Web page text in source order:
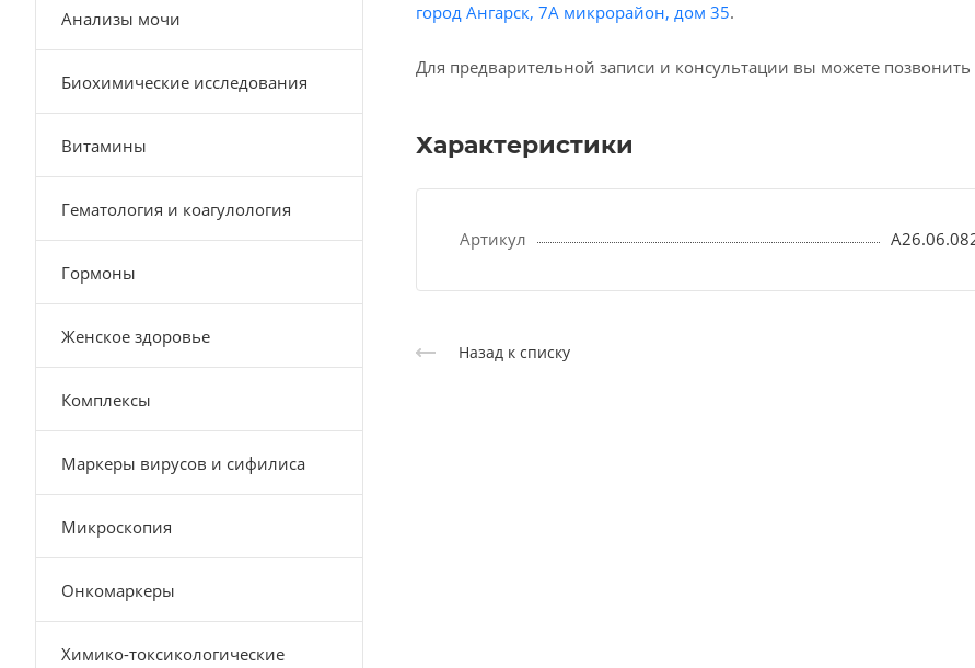
город Ангарск, 7А микрорайон, дом 35.
Для предварительной записи и консультации вы можете
Характеристики
Артикул
Назад к списку
Анализы мочи
Биохимические исследования
Витамины
Гематология и коагулология
Гормоны
Женское здоровье
Комплексы
Маркеры вирусов и сифилиса
Микроскопия
Онкомаркеры
Химико-токсикологические